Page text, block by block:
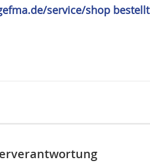
service/shop bestellt